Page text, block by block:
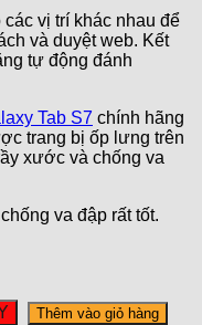
vị trí khác nhau để
và duyệt web. Kết
tự động đánh
Tab S7 chính hãng
trang bị ốp lưng trên
xước và chống va
va đập rất tốt.
Thêm vào giỏ hàng